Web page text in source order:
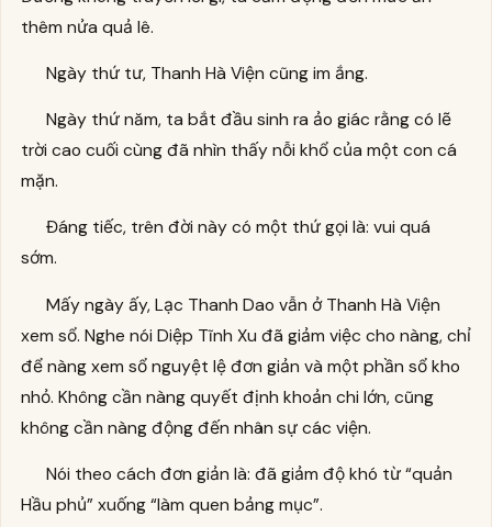
thêm nửa quả lê.
Ngày thứ tư, Thanh Hà Viện cũng im ắng.
Ngày thứ năm, ta bắt đầu sinh ra ảo giác rằng có lẽ
trời cao cuối cùng đã nhìn thấy nỗi khổ của một con cá
mặn.
Đáng tiếc, trên đời này có một thứ gọi là: vui quá
sớm.
Mấy ngày ấy, Lạc Thanh Dao vẫn ở Thanh Hà Viện
xem sổ. Nghe nói Diệp Tĩnh Xu đã giảm việc cho nàng, chỉ
để nàng xem sổ nguyệt lệ đơn giản và một phần sổ kho
nhỏ. Không cần nàng quyết định khoản chi lớn, cũng
không cần nàng động đến nhân sự các viện.
Nói theo cách đơn giản là: đã giảm độ khó từ “quản
Hầu phủ” xuống “làm quen bảng mục”.